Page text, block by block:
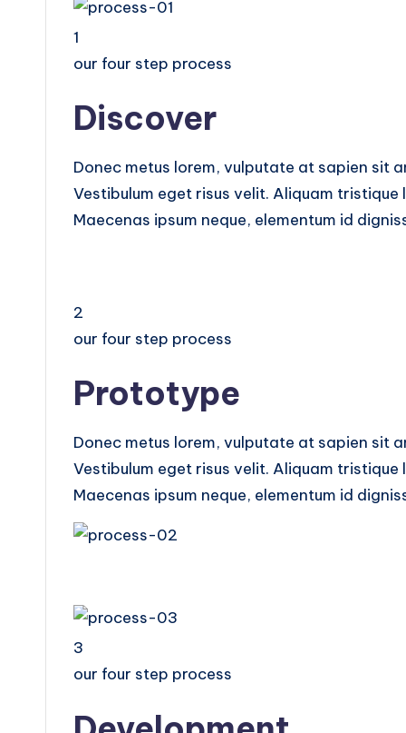
1
our four step process
Discover
Donec metus lorem, vulputate at sapien sit
Vestibulum eget risus velit. Aliquam
Maecenas ipsum neque, elementum id
2
our four step process
Prototype
Donec metus lorem, vulputate at sapien sit
Vestibulum eget risus velit. Aliquam
Maecenas ipsum neque, elementum id
3
our four step process